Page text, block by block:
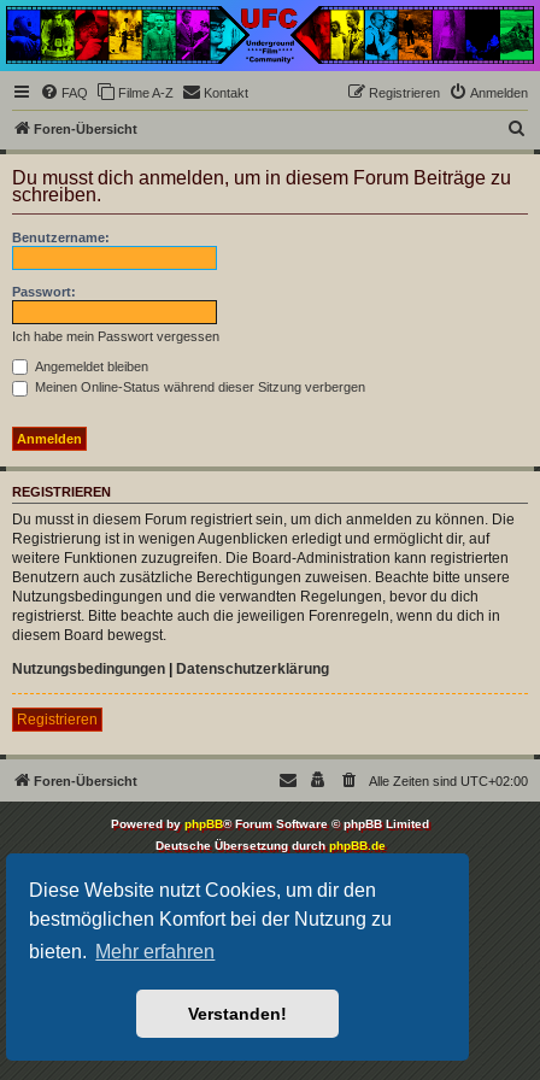
Diese Website nutzt Cookies, um dir den
bestmöglichen Komfort bei der Nutzung zu
bieten. Mehr erfahren
Verstanden!
Underground Film
Community
Die Underground Film Community ist ein deutschsprachiges Filmforum und ein Paradies
für Cineasten und Filmsüchtige jenseits des Mainstreams.
FAQ Filme A-Z Kontakt Anmelden
Registrieren
Foren-Übersicht
u
h
Du musst dich anmelden, um in diesem Forum Beiträge zu
schreiben.
Benutzername:
Passwort:
Ich habe mein Passwort vergessen
Angemeldet bleiben
Meinen Online-Status während dieser Sitzung verbergen
REGISTRIEREN
Du musst in diesem Forum registriert sein, um dich anmelden zu können. Die
Registrierung ist in wenigen Augenblicken erledigt und ermöglicht dir, auf
weitere Funktionen zuzugreifen. Die Board-Administration kann registrierten
Benutzern auch zusätzliche Berechtigungen zuweisen. Beachte bitte unsere
Nutzungsbedingungen und die verwandten Regelungen, bevor du dich
registrierst. Bitte beachte auch die jeweiligen Forenregeln, wenn du dich in
diesem Board bewegst.
Nutzungsbedingungen
Datenschutzerklärung
Registrieren
Foren-Übersicht Alle Zeiten sind UTC+02:00
Powered byphpBB® Forum Software © phpBB Limited
Deutsche Übersetzung durchphpBB.de